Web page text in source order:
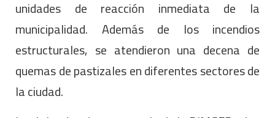
unidades de reacción inmediata de la
municipalidad. Además de los incendios
estructurales, se atendieron una decena de
quemas de pastizales en diferentes sectores de
la ciudad.